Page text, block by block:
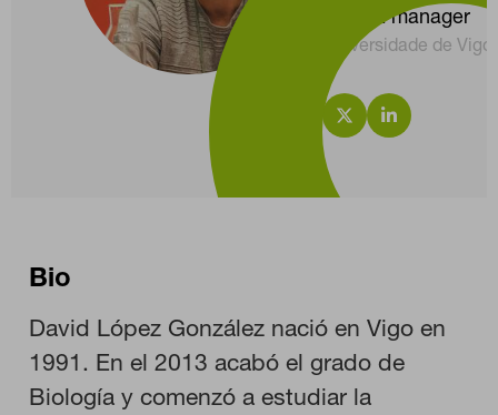
project manager
Universidade de Vigo
Bio
David López González nació en Vigo en
1991. En el 2013 acabó el grado de
Biología y comenzó a estudiar la